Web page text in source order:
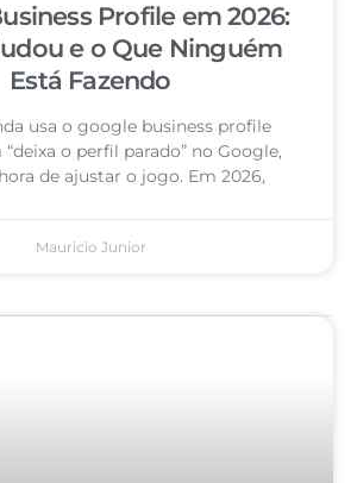
Profile em 2026:
e o Que Ninguém
Está Fazendo
usa o google business profile
o perfil parado” no Google,
de ajustar o jogo. Em 2026,
Mauricio Junior